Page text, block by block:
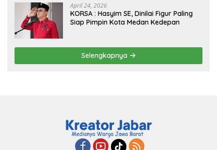
April 24, 2026
KORSA : Hasyim SE, Dinilai Figur Paling
Siap Pimpin Kota Medan Kedepan
Selengkapnya